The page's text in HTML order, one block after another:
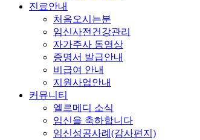
진료안내
처음오시는분
임신사전건강관리
자가주사 동영상
증명서 발급안내
비급여 안내
지원사업안내
커뮤니티
엘르메디 소식
임신을 축하합니다
임신성공사례(감사편지)